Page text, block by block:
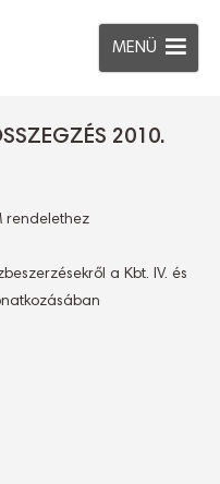
MENÜ
2010.
rendelethez
a Kbt. IV. és